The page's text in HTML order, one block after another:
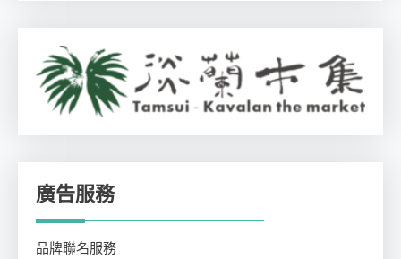
廣告服務
品牌聯名服務